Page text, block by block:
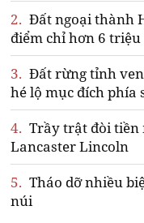
2. Đất ngoại thành
điểm chỉ hơn 6 triệu
3. Đất rừng tỉnh
hé lộ mục đích phía
4. Trầy trật đòi tiền
Lancaster Lincoln
5. Tháo dỡ nhiều
núi